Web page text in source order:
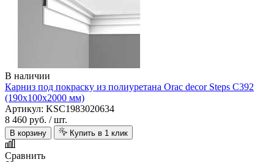
В наличии
Карниз под покраску из полиуретана Orac decor Steps C392
(190х100х2000 мм)
Артикул: KSC1983020634
8 460 руб. / шт.
В корзину Купить в 1 клик
Сравнить